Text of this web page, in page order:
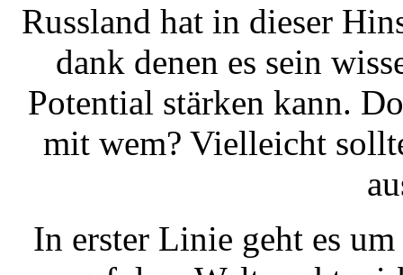
Russland hat in dieser
dank denen es sein
Potential stärken kann.
mit wem? Vielleicht
In erster Linie geht es